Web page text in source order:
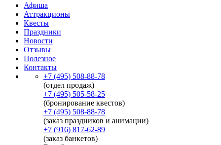
Афиша
Аттракционы
Квесты
Праздники
Новости
Отзывы
Полезное
Контакты
+7 (495) 508-88-78
(отдел продаж)
+7 (495) 505-58-25
(бронирование квестов)
+7 (495) 508-88-78
(заказ праздников и анимации)
+7 (916) 817-62-89
(заказ банкетов)